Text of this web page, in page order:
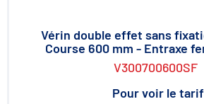
Vérin double effet sans
Course 600 mm - Entraxe
V300700600SF
Pour voir le tarif